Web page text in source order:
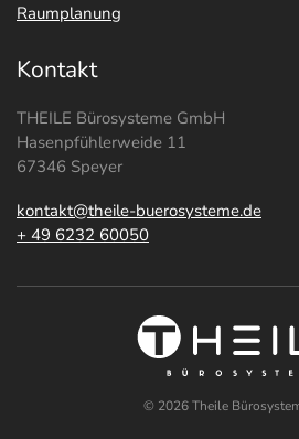
Raumplanung
Kontakt
THEILE Bürosysteme GmbH
Hasenpfühlerweide 11
67346 Speyer
kontakt@theile-buerosysteme.de
+ 49 6232 60050
© 2026Theile